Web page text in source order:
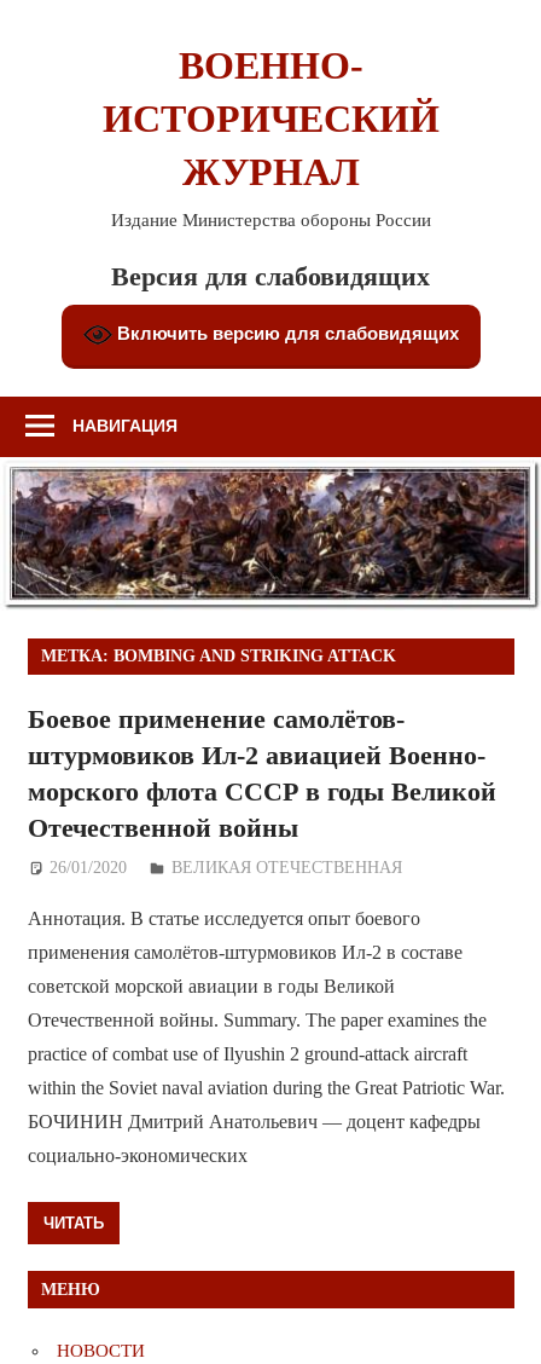
ВОЕННО-
ИСТОРИЧЕСКИЙ
ЖУРНАЛ
Издание Министерства обороны России
Версия для слабовидящих
Включить версию для слабовидящих
НАВИГАЦИЯ
МЕТКА: BOMBING AND STRIKING ATTACK
Боевое применение самолётов-
штурмовиков Ил-2 авиацией Военно-
морского флота СССР в годы Великой
Отечественной войны
26/01/2020 Дежурный по Редакции
ВЕЛИКАЯ ОТЕЧЕСТВЕННАЯ
Аннотация. В статье исследуется опыт боевого
применения самолётов-штурмовиков Ил-2 в составе
советской морской авиации в годы Великой
Отечественной войны. Summary. The paper examines the
practice of combat use of Ilyushin 2 ground-attack aircraft
within the Soviet naval aviation during the Great Patriotic War.
БОЧИНИН Дмитрий Анатольевич — доцент кафедры
социально-экономических
ЧИТАТЬ
МЕНЮ
НОВОСТИ